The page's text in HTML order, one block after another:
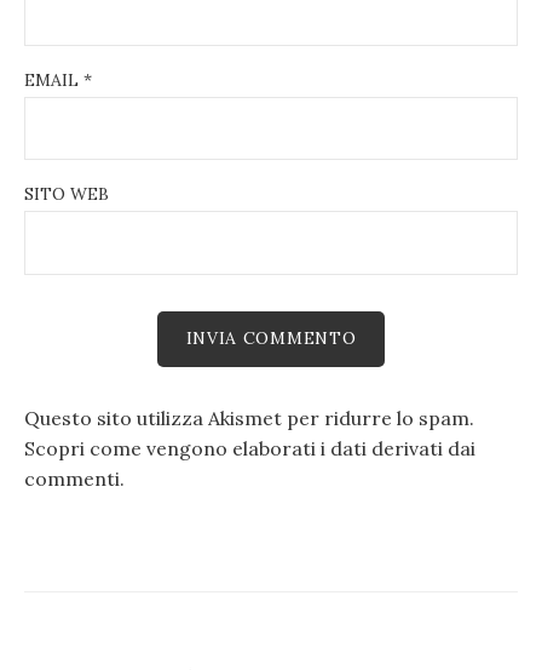
EMAIL *
SITO WEB
Questo sito utilizza Akismet per ridurre lo spam.
Scopri come vengono elaborati i dati derivati dai
commenti.